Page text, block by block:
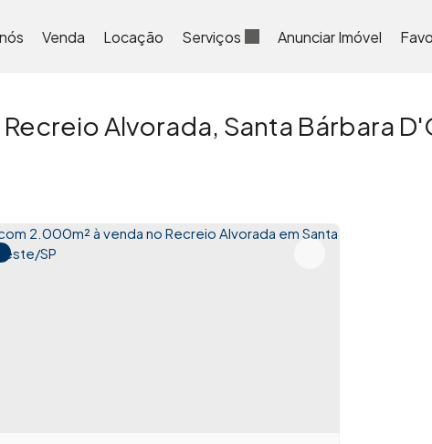
Anunciar Imóvel
Serviços
Locação
Venda
Alvorada, Santa Bárbara